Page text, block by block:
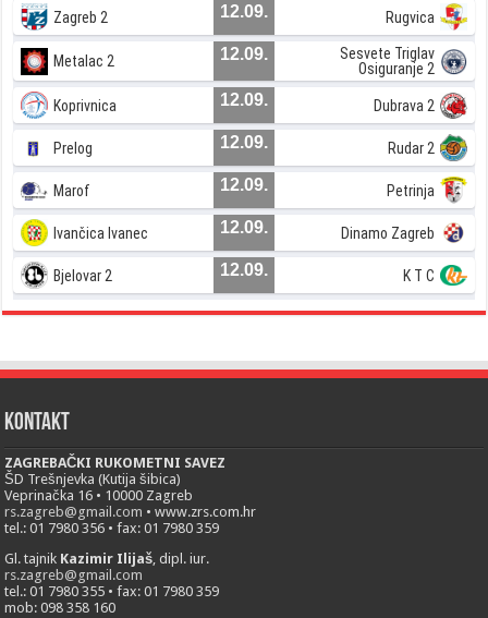
Zagreb 2 12.09. Rugvica
Metalac 2 12.09.
Sesvete Triglav
Osiguranje 2
Koprivnica 12.09. Dubrava 2
Prelog 12.09. Rudar 2
Marof 12.09. Petrinja
Ivančica Ivanec 12.09. Dinamo Zagreb
Bjelovar 2 12.09. K T C
Kontakt
ZAGREBAČKI RUKOMETNI SAVEZ
ŠD Trešnjevka (Kutija šibica)
Veprinačka 16 • 10000 Zagreb
rs.zagreb@gmail.com • www.zrs.com.hr
tel.: 01 7980 356 • fax: 01 7980 359
Gl. tajnik Kazimir Ilijaš, dipl. iur.
rs.zagreb@gmail.com
tel.: 01 7980 355 • fax: 01 7980 359
mob: 098 358 160